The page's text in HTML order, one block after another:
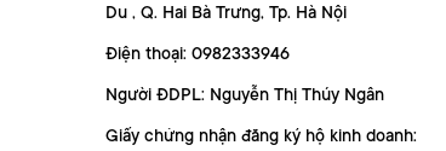
Du , Q. Hai Bà Trưng, Tp. Hà Nội
Điện thoại: 0982333946
Người ĐDPL: Nguyễn Thị Thúy Ngân
Giấy chứng nhận đăng ký hộ kinh doanh: